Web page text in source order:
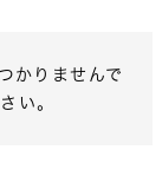
かりませんで
い。